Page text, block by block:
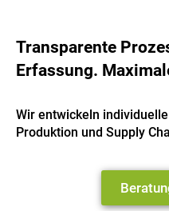
Transparente
Erfassung.
Wir entwickeln
Produktion und Supply